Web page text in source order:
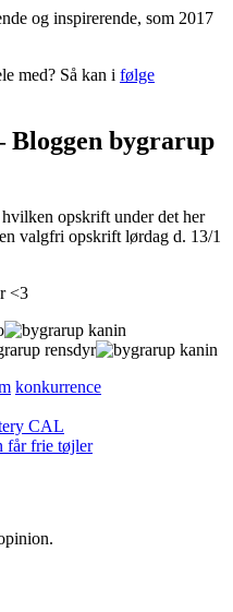
og inspirerende, som 2017
med? Så kan i følge
Bloggen bygrarup
hvilken opskrift under det her
valgfri opskrift lørdag d. 13/1
<3
konkurrence
CAL
får frie tøjler